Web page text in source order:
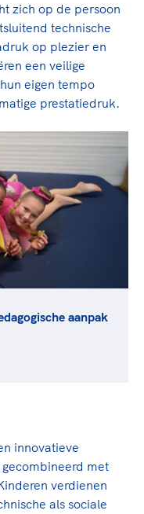
zich op de persoon
technische
op plezier en
een veilige
eigen tempo
prestatiedruk.
aanpak
innovatieve
met
verdienen
als sociale